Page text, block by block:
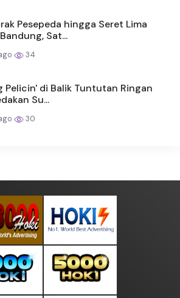
Pesepeda hingga Seret Lima
Sat...
34
Pelicin' di Balik Tuntutan Ringan
Su...
30